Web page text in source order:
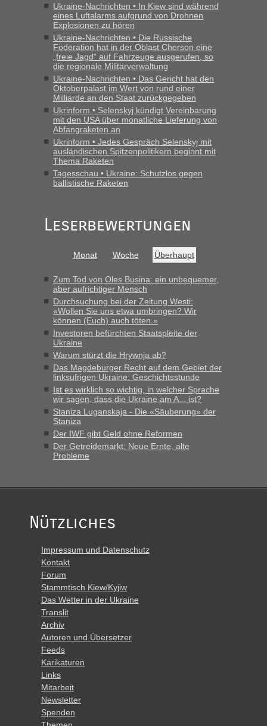
Ukraine-Nachrichten • In Kiew sind während
eines Luftalarms aufgrund von Drohnen
Explosionen zu hören
Ukraine-Nachrichten • Die Russische
Föderation hat in der Oblast Cherson eine
„freie Jagd“ auf Fahrzeuge ausgerufen, so
die regionale Militärverwaltung
Ukraine-Nachrichten • Das Gericht hat den
Oktoberpalast im Wert von rund einer
Milliarde an den Staat zurückgegeben
Ukrinform • Selenskyj kündigt Vereinbarung
mit den USA über monatliche Lieferung von
Abfangraketen an
Ukrinform • Jedes Gespräch Selenskyj mit
ausländischen Spitzenpolitikern beginnt mit
Thema Raketen
Tagesschau • Ukraine: Schutzlos gegen
ballistische Raketen
Leserbewertungen
Monat Woche Überhaupt
Zum Tod von Oles Busina: ein unbequemer,
aber aufrichtiger Mensch
Durchsuchung bei der Zeitung Westi:
«Wollen Sie uns etwa umbringen? Wir
können (Euch) auch töten.»
Investoren befürchten Staatspleite der
Ukraine
Warum stürzt die Hrywnja ab?
Das Magdeburger Recht auf dem Gebiet der
linksufrigen Ukraine: Geschichtsstunde
Ist es wirklich so wichtig, in welcher Sprache
wir sagen, dass die Ukraine am A... ist?
Staniza Luganskaja - Die «Säuberung» der
Staniza
Der IWF gibt Geld ohne Reformen
Der Getreidemarkt: Neue Ernte, alte
Probleme
Nützliches
Impressum und Datenschutz
Kontakt
Forum
Stammtisch Kiew/Kyjiw
Das Wetter in der Ukraine
Translit
Archiv
Autoren und Übersetzer
Feeds
Karikaturen
Links
Mitarbeit
Newsletter
Spenden